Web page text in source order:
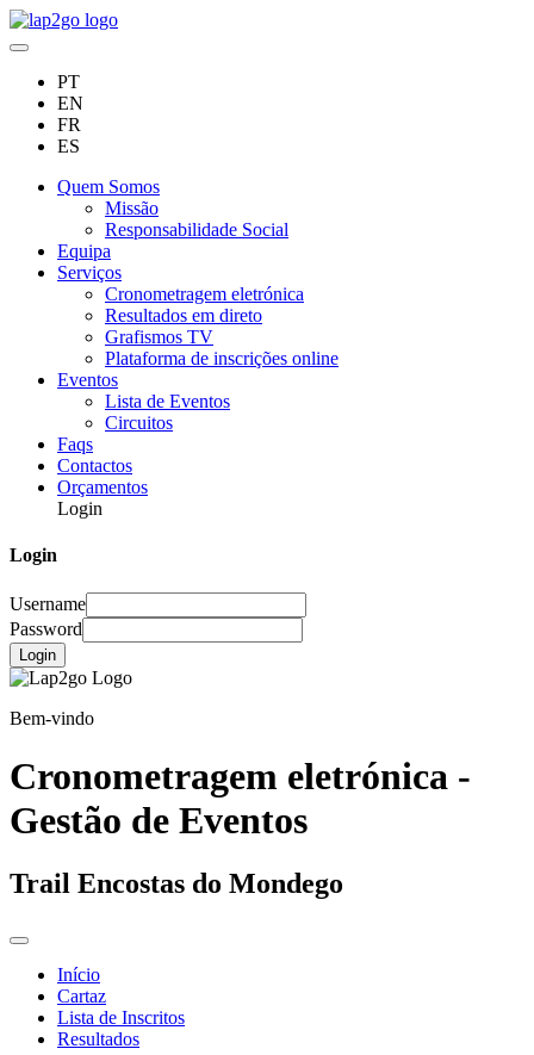
PT
EN
FR
ES
Quem Somos
Missão
Responsabilidade Social
Equipa
Serviços
Cronometragem eletrónica
Resultados em direto
Grafismos TV
Plataforma de inscrições online
Eventos
Lista de Eventos
Circuitos
Faqs
Contactos
Orçamentos
Login
Login
Username
Password
Login
Bem-vindo
Cronometragem eletrónica -
Gestão de Eventos
Trail Encostas do Mondego
Início
Cartaz
Lista de Inscritos
Resultados